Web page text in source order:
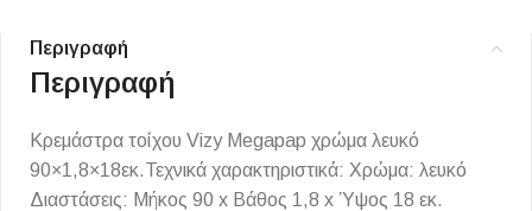
Περιγραφή
Περιγραφή
Κρεμάστρα τοίχου Vizy Megapap χρώμα λευκό
90×1,8×18εκ.Τεχνικά χαρακτηριστικά: Χρώμα: λευκό
Διαστάσεις: Μήκος 90 x Βάθος 1,8 x Ύψος 18 εκ.